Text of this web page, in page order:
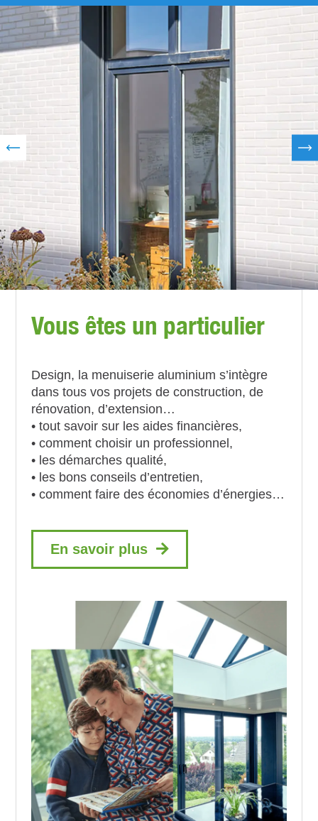
Vous êtes un particulier
Design, la menuiserie aluminium s’intègre
dans tous vos projets de construction, de
rénovation, d’extension…
• tout savoir sur les aides financières,
• comment choisir un professionnel,
• les démarches qualité,
• les bons conseils d’entretien,
• comment faire des économies d’énergies…
En savoir plus